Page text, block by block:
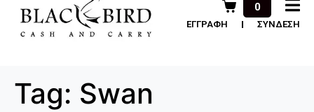
0
ΕΓΓΡΑΦΗ ΣΥΝΔΕΣΗ
Tag: Swan